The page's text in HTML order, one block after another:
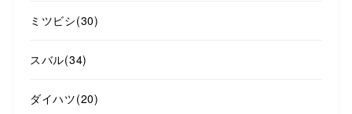
ミツビシ(30)
スバル(34)
ダイハツ(20)